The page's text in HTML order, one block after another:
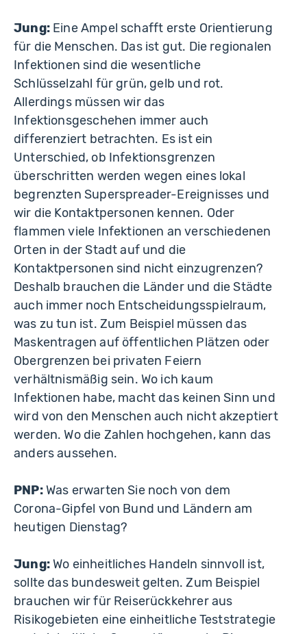
Jung:Eine Ampel schafft erste Orientierung
für die Menschen. Das ist gut. Die regionalen
Infektionen sind die wesentliche
Schlüsselzahl für grün, gelb und rot.
Allerdings müssen wir das
Infektionsgeschehen immer auch
differenziert betrachten. Es ist ein
Unterschied, ob Infektionsgrenzen
überschritten werden wegen eines lokal
begrenzten Superspreader-Ereignisses und
wir die Kontaktpersonen kennen. Oder
flammen viele Infektionen an verschiedenen
Orten in der Stadt auf und die
Kontaktpersonen sind nicht einzugrenzen?
Deshalb brauchen die Länder und die Städte
auch immer noch Entscheidungsspielraum,
was zu tun ist. Zum Beispiel müssen das
Maskentragen auf öffentlichen Plätzen oder
Obergrenzen bei privaten Feiern
verhältnismäßig sein. Wo ich kaum
Infektionen habe, macht das keinen Sinn und
wird von den Menschen auch nicht akzeptiert
werden. Wo die Zahlen hochgehen, kann das
anders aussehen.
PNP:Was erwarten Sie noch von dem
Corona-Gipfel von Bund und Ländern am
heutigen Dienstag?
Jung:Wo einheitliches Handeln sinnvoll ist,
sollte das bundesweit gelten. Zum Beispiel
brauchen wir für Reiserückkehrer aus
Risikogebieten eine einheitliche Teststrategie